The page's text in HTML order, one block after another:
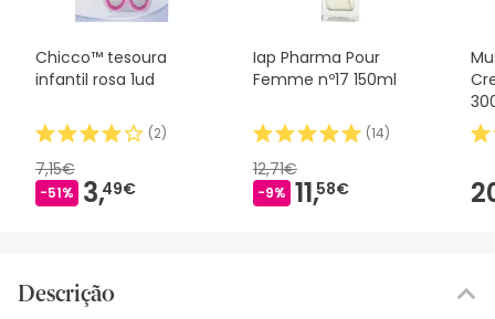
Chicco™ tesoura
infantil rosa 1ud
(2)
7,15€
-51% 3,49€
Iap Pharma Pour
Femme nº17 150ml
(14)
12,71€
-9% 11,58€
Descrição